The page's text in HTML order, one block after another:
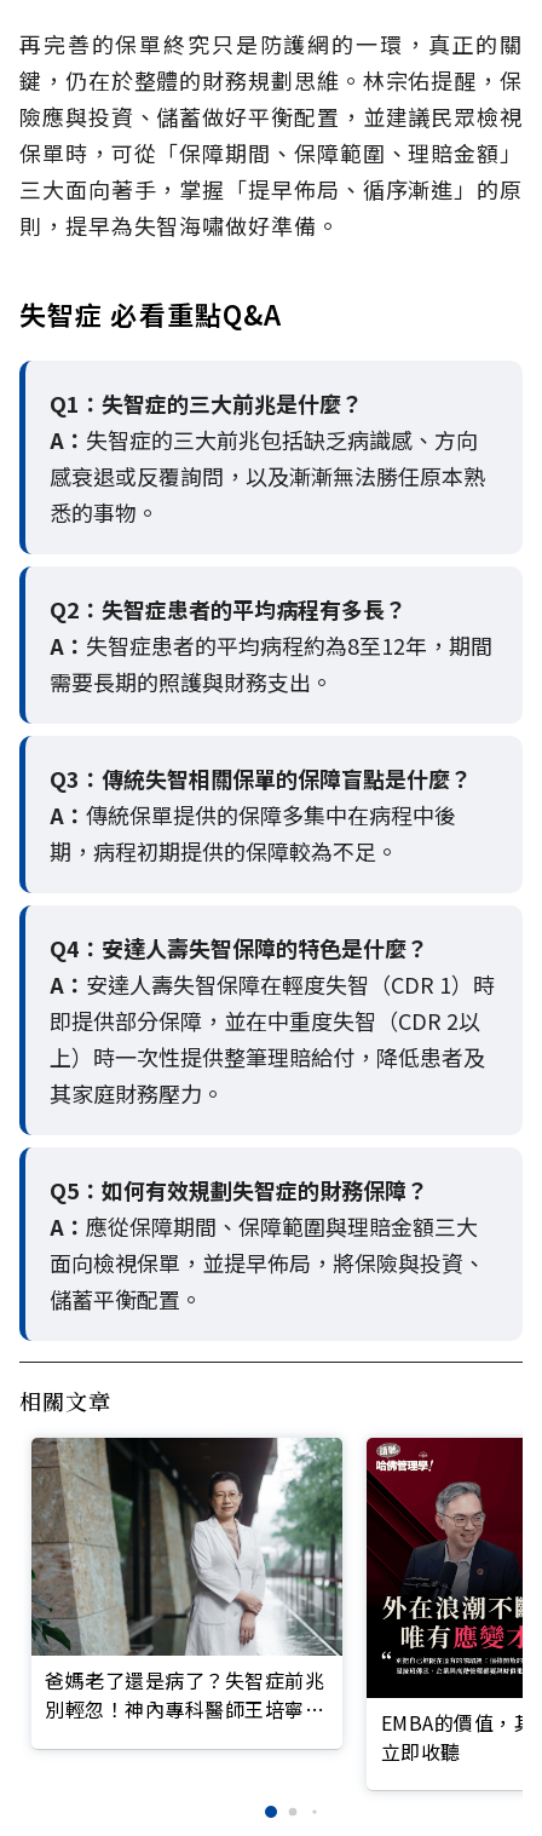
再完善的保單終究只是防護網的一環，真正的關
鍵，仍在於整體的財務規劃思維。 林宗佑提醒，保
險應與投資、儲蓄做好平衡配置，並建議民眾檢視
保單時，可從「保障期間、保障範圍、理賠金額」
三大面向著手，掌握「提早佈局、循序漸進」的原
則，提早為失智海嘯做好準備。
失智症 必看重點Q&A
Q1：失智症的三大前兆是什麼？
A： 失智症的三大前兆包括缺乏病識感、方向
感衰退或反覆詢問，以及漸漸無法勝任原本熟
悉的事物。
Q2： 失智症患者的平均病程有多長？
A： 失智症患者的平均病程約為8至12年，期間
需要長期的照護與財務支出。
Q3： 傳統失智相關保單的保障盲點是什麼？
A： 傳統保單提供的保障多集中在病程中後
期，病程初期提供的保障較為不足。
Q4： 安達人壽失智保障的特色是什麼？
A： 安達人壽失智保障在輕度失智（CDR 1）時
即提供部分保障，並在中重度失智（CDR 2以
上）時一次性提供整筆理賠給付，降低患者及
其家庭財務壓力。
Q5： 如何有效規劃失智症的財務保障？
A： 應從保障期間、保障範圍與理賠金額三大
面向檢視保單，並提早佈局，將保險與投資、
儲蓄平衡配置。
相關文章
爸媽老了還是病了？失智症前兆
別輕忽！神內專科醫師王培寧呼
EMBA的價值，
立即收聽